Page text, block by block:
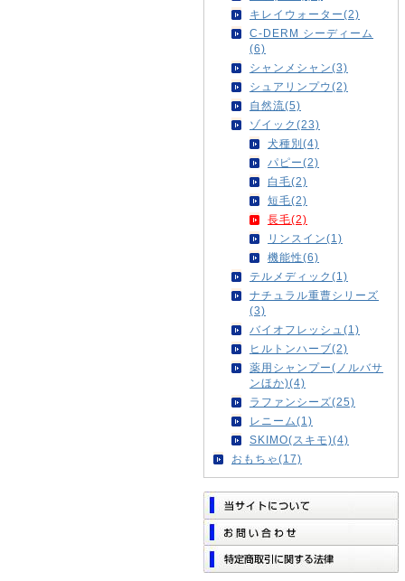
キレイウォーター(2)
C-DERM シーディーム
(6)
シャンメシャン(3)
シュアリンプウ(2)
自然流(5)
ゾイック(23)
犬種別(4)
パピー(2)
白毛(2)
短毛(2)
長毛(2)
リンスイン(1)
機能性(6)
テルメディック(1)
ナチュラル重曹シリーズ
(3)
バイオフレッシュ(1)
ヒルトンハーブ(2)
薬用シャンプー(ノルバサ
ンほか)(4)
ラファンシーズ(25)
レニーム(1)
SKIMO(スキモ)(4)
おもちゃ(17)